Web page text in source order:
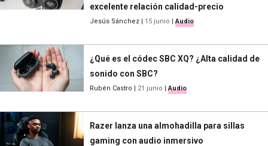
excelente relación calidad-precio
Jesús Sánchez | 15 junio | Audio
¿Qué es el códec SBC XQ? ¿Alta calidad de
sonido con SBC?
Rubén Castro | 21 junio | Audio
Razer lanza una almohadilla para sillas
gaming con audio inmersivo